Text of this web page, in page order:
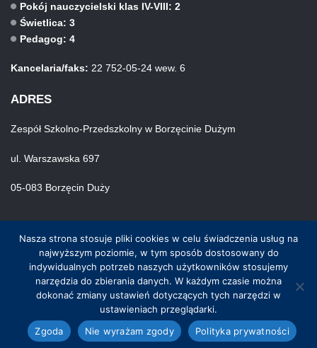
Pokój nauczycielski klas IV-VIII: 2
Świetlica: 3
Pedagog: 4
Kancelaria/faks: 22 752-05-24 wew. 6
ADRES
Zespół Szkolno-Przedszkolny w Borzęcinie Dużym
ul. Warszawska 697
05-083 Borzęcin Duży
© Wszystkie prawa zastrzeżone. Hosting i wykonanie skynet.net.pl
Nasza strona stosuje pliki cookies w celu świadczenia usług na
najwyższym poziomie, w tym sposób dostosowany do
indywidualnych potrzeb naszych użytkowników stosujemy
narzędzia do zbierania danych. W każdym czasie można
dokonać zmiany ustawień dotyczących tych narzędzi w
ustawieniach przeglądarki.
Zgoda
Nie wyrażam zgody Polityka prywatności